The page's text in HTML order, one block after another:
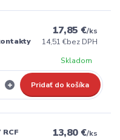
17,85 €/ks
14,51 €bez DPH
Skladom
Pridať do košíka
13,80 €/ks